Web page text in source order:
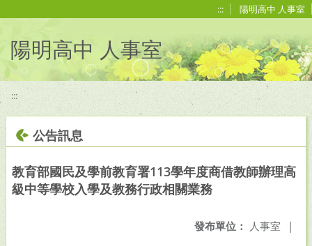
::: 陽明高中 人事室
陽明高中 人事室
:::
公告訊息
教育部國民及學前教育署113學年度商借教師辦理高
級中等學校入學及教務行政相關業務
發布單位： 人事室 |